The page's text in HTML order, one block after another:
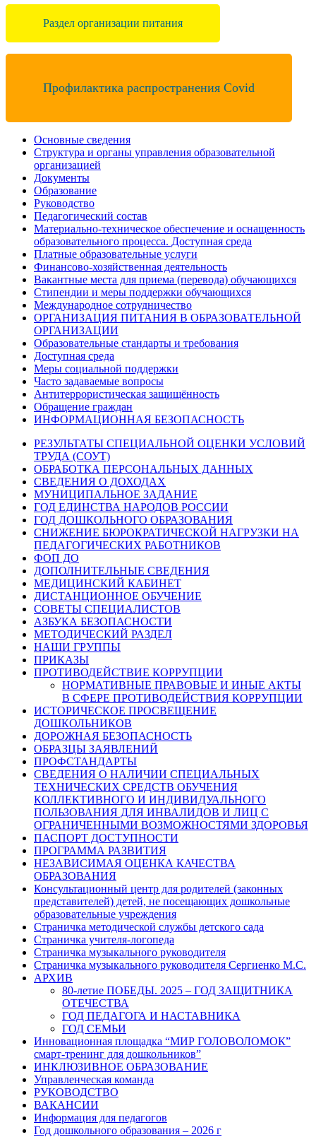
Раздел организации питания
Профилактика распространения Covid
Основные сведения
Структура и органы управления образовательной
организацией
Документы
Образование
Руководство
Педагогический состав
Материально-техническое обеспечение и оснащенность
образовательного процесса. Доступная среда
Платные образовательные услуги
Финансово-хозяйственная деятельность
Вакантные места для приема (перевода) обучающихся
Стипендии и меры поддержки обучающихся
Международное сотрудничество
ОРГАНИЗАЦИЯ ПИТАНИЯ В ОБРАЗОВАТЕЛЬНОЙ
ОРГАНИЗАЦИИ
Образовательные стандарты и требования
Доступная среда
Меры социальной поддержки
Часто задаваемые вопросы
Антитеррористическая защищённость
Обращение граждан
ИНФОРМАЦИОННАЯ БЕЗОПАСНОСТЬ
РЕЗУЛЬТАТЫ СПЕЦИАЛЬНОЙ ОЦЕНКИ УСЛОВИЙ
ТРУДА (СОУТ)
ОБРАБОТКА ПЕРСОНАЛЬНЫХ ДАННЫХ
СВЕДЕНИЯ О ДОХОДАХ
МУНИЦИПАЛЬНОЕ ЗАДАНИЕ
ГОД ЕДИНСТВА НАРОДОВ РОССИИ
ГОД ДОШКОЛЬНОГО ОБРАЗОВАНИЯ
СНИЖЕНИЕ БЮРОКРАТИЧЕСКОЙ НАГРУЗКИ НА
ПЕДАГОГИЧЕСКИХ РАБОТНИКОВ
ФОП ДО
ДОПОЛНИТЕЛЬНЫЕ СВЕДЕНИЯ
МЕДИЦИНСКИЙ КАБИНЕТ
ДИСТАНЦИОННОЕ ОБУЧЕНИЕ
СОВЕТЫ СПЕЦИАЛИСТОВ
АЗБУКА БЕЗОПАСНОСТИ
МЕТОДИЧЕСКИЙ РАЗДЕЛ
НАШИ ГРУППЫ
ПРИКАЗЫ
ПРОТИВОДЕЙСТВИЕ КОРРУПЦИИ
НОРМАТИВНЫЕ ПРАВОВЫЕ И ИНЫЕ АКТЫ
В СФЕРЕ ПРОТИВОДЕЙСТВИЯ КОРРУПЦИИ
ИСТОРИЧЕСКОЕ ПРОСВЕЩЕНИЕ
ДОШКОЛЬНИКОВ
ДОРОЖНАЯ БЕЗОПАСНОСТЬ
ОБРАЗЦЫ ЗАЯВЛЕНИЙ
ПРОФСТАНДАРТЫ
СВЕДЕНИЯ О НАЛИЧИИ СПЕЦИАЛЬНЫХ
ТЕХНИЧЕСКИХ СРЕДСТВ ОБУЧЕНИЯ
КОЛЛЕКТИВНОГО И ИНДИВИДУАЛЬНОГО
ПОЛЬЗОВАНИЯ ДЛЯ ИНВАЛИДОВ И ЛИЦ С
ОГРАНИЧЕННЫМИ ВОЗМОЖНОСТЯМИ ЗДОРОВЬЯ
ПАСПОРТ ДОСТУПНОСТИ
ПРОГРАММА РАЗВИТИЯ
НЕЗАВИСИМАЯ ОЦЕНКА КАЧЕСТВА
ОБРАЗОВАНИЯ
Консультационный центр для родителей (законных
представителей) детей, не посещающих дошкольные
образовательные учреждения
Страничка методической службы детского сада
Страничка учителя-логопеда
Страничка музыкального руководителя
Страничка музыкального руководителя Сергиенко М.С.
АРХИВ
80-летие ПОБЕДЫ. 2025 – ГОД ЗАЩИТНИКА
ОТЕЧЕСТВА
ГОД ПЕДАГОГА И НАСТАВНИКА
ГОД СЕМЬИ
Инновационная площадка “МИР ГОЛОВОЛОМОК”
смарт-тренинг для дошкольников”
ИНКЛЮЗИВНОЕ ОБРАЗОВАНИЕ
Управленческая команда
РУКОВОДСТВО
ВАКАНСИИ
Информация для педагогов
Год дошкольного образования – 2026 г